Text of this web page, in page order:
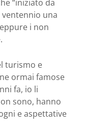
“iniziato da
ventennio una
i non
turismo e
ormai famose
fa, io li
sono, hanno
e aspettative